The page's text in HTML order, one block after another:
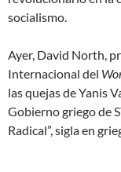
socialismo.
Ayer, David North,
Internacional del
las quejas de Yanis
Gobierno griego de
Radical”, sigla en